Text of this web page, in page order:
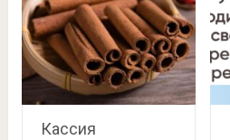
Кассия